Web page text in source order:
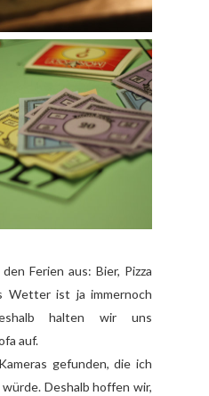
Ferien aus: Bier, Pizza
Wetter ist ja immernoch
halten wir uns
auf.
gefunden, die ich
Deshalb hoffen wir,